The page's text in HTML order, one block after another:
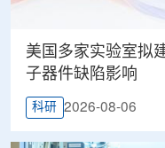
美国多家实验室拟
子器件缺陷影响
科研 2026-08-06